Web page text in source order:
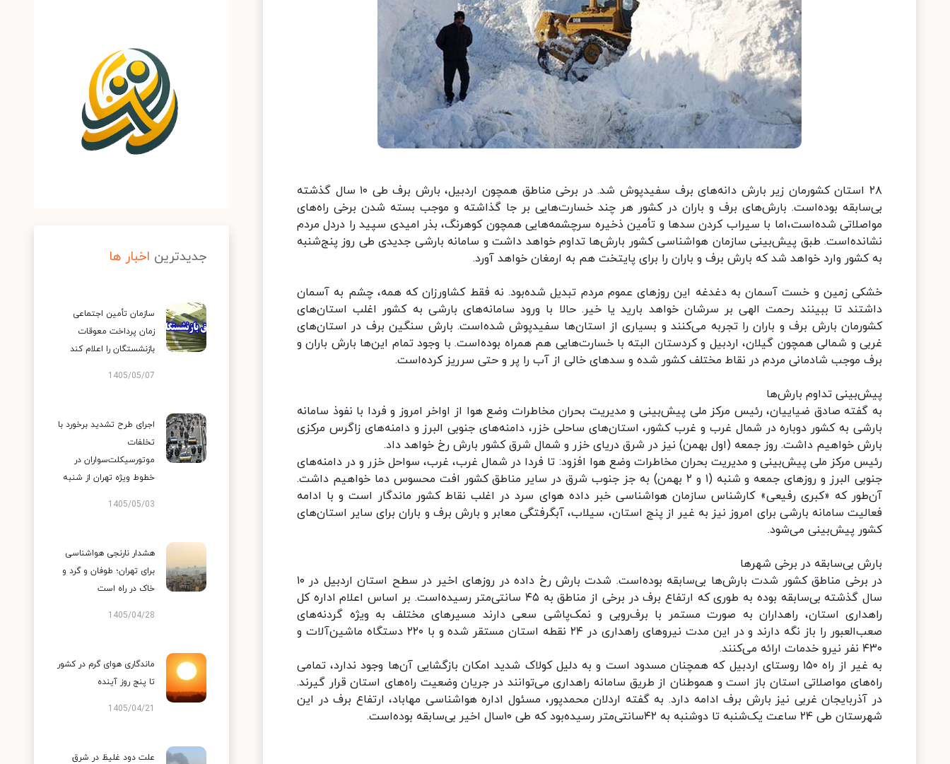
۲۸ استان کشورمان زیر بارش دانه‌های برف سفیدپوش شد. در برخی مناطق همچون اردبیل، بارش برف طی ۱۰ سال گذشته
بی‌سابقه بوده‌است. بارش‌های برف و باران در کشور هر چند خسارت‌هایی بر جا گذاشته و موجب بسته‌ شدن برخی راه‌های
مواصلاتی شده‌است،اما با سیراب کردن سدها و تأمین ذخیره سرچشمه‌هایی همچون کوهرنگ، بذر امیدی سپید را دردل مردم
نشانده‌است. طبق پیش‌بینی سازمان هواشناسی کشور بارش‌ها تداوم خواهد داشت و سامانه بارشی جدیدی طی روز پنج‌شنبه
به کشور وارد خواهد شد که بارش برف و باران را برای پایتخت هم به ارمغان خواهد آورد.
خشکی زمین و خست آسمان به دغدغه این روزهای عموم مردم تبدیل شده‌بود. نه فقط کشاورزان که همه، چشم به آسمان
داشتند تا ببینند رحمت الهی بر سرشان خواهد بارید یا خیر. حالا با ورود سامانه‌های بارشی به کشور اغلب استان‌های
کشورمان بارش برف و باران را تجربه می‌کنند و بسیاری از استان‌ها سفیدپوش شده‌است. بارش سنگین برف در استان‌های
غربی و شمالی همچون گیلان، اردبیل و کردستان البته با خسارت‌هایی هم همراه بوده‌است. با وجود تمام این‌ها بارش باران و
برف موجب شادمانی مردم در نقاط مختلف کشور شده و سدهای خالی از آب را پر و حتی سرریز کرده‌است.
پیش‌بینی تداوم بارش‌ها
به گفته صادق ضیاییان، رئیس مرکز ملی پیش‌بینی و مدیریت بحران مخاطرات وضع هوا از اواخر امروز و فردا با نفوذ سامانه
بارشی به کشور دوباره در شمال غرب و غرب کشور، استان‌های ساحلی خزر، دامنه‌های جنوبی البرز و دامنه‌های زاگرس مرکزی
بارش خواهیم داشت. روز جمعه (اول بهمن) نیز در شرق دریای خزر و شمال شرق کشور بارش رخ خواهد داد.
رئیس مرکز ملی پیش‌بینی و مدیریت بحران مخاطرات وضع هوا افزود: تا فردا در شمال غرب، غرب، سواحل خزر و در دامنه‌های
جنوبی البرز و روزهای جمعه و شنبه (۱ و ۲ بهمن) به جز جنوب شرق در سایر مناطق کشور افت محسوس دما خواهیم داشت.
آن‌طور که «کبری رفیعی» کارشناس سازمان هواشناسی خبر داده هوای سرد در اغلب نقاط کشور ماندگار است و با ادامه
فعالیت سامانه بارشی برای امروز نیز به غیر از پنج استان، سیلاب، آبگرفتگی معابر و بارش برف و باران برای سایر استان‌های
کشور پیش‌بینی می‌شود.
بارش بی‌سابقه در برخی شهرها
در برخی مناطق کشور شدت بارش‌ها بی‌سابقه بوده‌است. شدت بارش رخ داده در روزهای اخیر در سطح استان اردبیل در ۱۰
سال گذشته بی‌سابقه بوده به طوری که ارتفاع برف در برخی از مناطق به ۴۵ سانتی‌متر رسیده‌است. بر اساس اعلام اداره کل
راهداری استان، راهداران به صورت مستمر با برف‌روبی و نمک‌پاشی سعی دارند مسیرهای مختلف به ویژه گردنه‌های
صعب‌العبور را باز نگه دارند و در این مدت نیروهای راهداری در ۲۴ نقطه استان مستقر شده و با ۲۲۰ دستگاه ماشین‌آلات و
۴۳۰ نفر نیرو خدمات ارائه می‌کنند.
به غیر از راه ۱۵۰ روستای اردبیل که همچنان مسدود است و به دلیل کولاک شدید امکان بازگشایی آن‌ها وجود ندارد، تمامی
راه‌های مواصلاتی استان باز است و هموطنان از طریق سامانه راهداری می‌توانند در جریان وضعیت راه‌های استان قرار گیرند.
در آذربایجان غربی نیز بارش برف ادامه دارد. به گفته اردلان محمدپور، مسئول اداره هواشناسی مهاباد، ارتفاع برف در این
شهرستان طی ۲۴ ساعت یک‌شنبه تا دوشنبه به ۴۲سانتی‌متر رسیده‌بود که طی ۱۰سال اخیر بی‌سابقه بوده‌است.
جدیدترین اخبار ها
سازمان تأمین اجتماعی
زمان پرداخت معوقات
بازنشستگان را اعلام کند
1405/05/07
اجرای طرح تشدید برخورد با
تخلفات
موتورسیکلت‌سواران در
خطوط ویژه تهران از شنبه
1405/05/03
هشدار نارنجی هواشناسی
برای تهران؛ طوفان و گرد و
خاک در راه است
1405/04/28
ماندگاری هوای گرم در کشور
تا پنج روز آینده
1405/04/21
علت دود غلیظ در شرق